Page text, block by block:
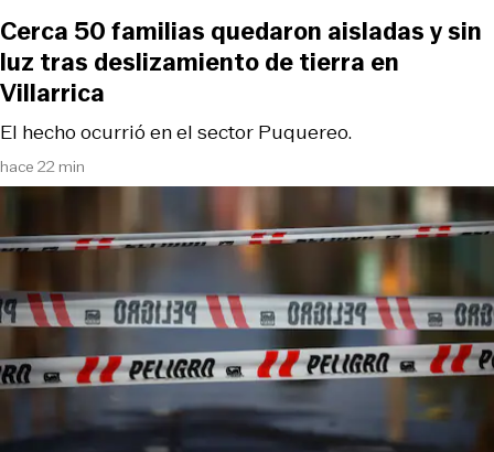
hace 22 min
El hecho ocurrió en el sector Puquereo.
Cerca 50 familias quedaron aisladas y sin
luz tras deslizamiento de tierra en
Villarrica